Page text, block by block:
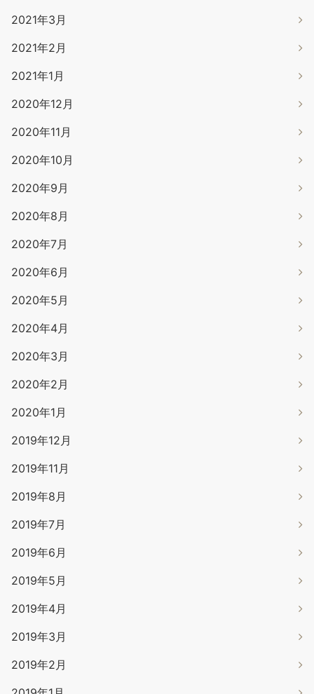
2021年3月
2021年2月
2021年1月
2020年12月
2020年11月
2020年10月
2020年9月
2020年8月
2020年7月
2020年6月
2020年5月
2020年4月
2020年3月
2020年2月
2020年1月
2019年12月
2019年11月
2019年8月
2019年7月
2019年6月
2019年5月
2019年4月
2019年3月
2019年2月